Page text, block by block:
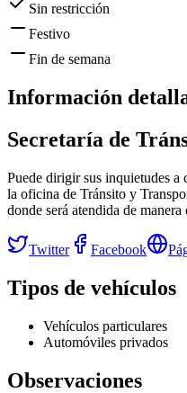
Sin restricción
Festivo
Fin de semana
Información
Secretaría de
Puede dirigir sus inquietudes a
la oficina de Tránsito y
donde será atendida de manera
Twitter Facebook
Tipos de vehículos
Vehículos particulares
Automóviles privados
Observaciones